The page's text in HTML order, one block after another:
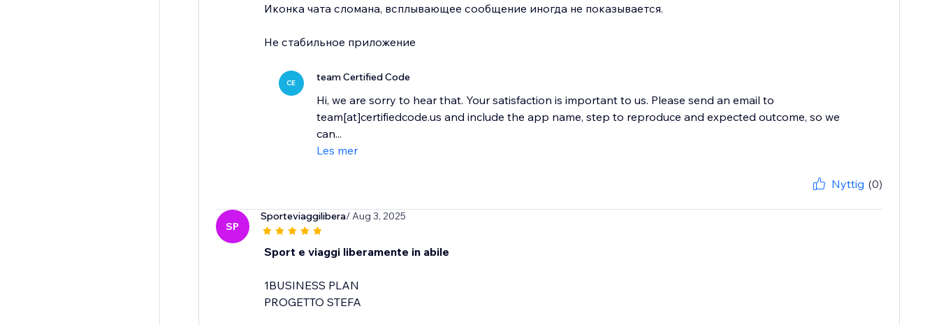
Иконка чата сломана, всплывающее сообщение иногда не показывается.
Не стабильное приложение
CE team Certified Code
Hi, we are sorry to hear that. Your satisfaction is important to us. Please send an email to
team[at]certifiedcode.us and include the app name, step to reproduce and expected outcome, so we
can...
Les mer
Nyttig (0)
SP
Sporteviaggilibera/ Aug 3, 2025
Sport e viaggi liberamente in abile
1BUSINESS PLAN
PROGETTO STEFA